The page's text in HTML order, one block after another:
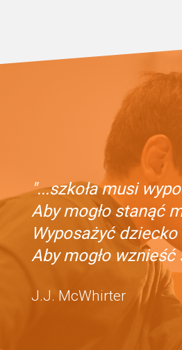
"...szkoła musi
Aby mogło stanąć
Wyposażyć dziecko
Aby mogło wznieść
J.J. McWhirter